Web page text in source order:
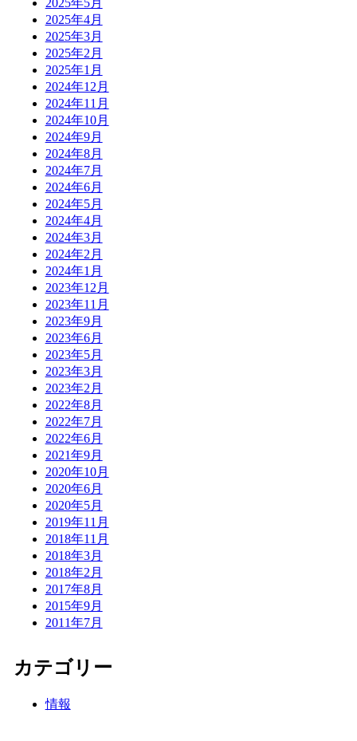
2025年5月
2025年4月
2025年3月
2025年2月
2025年1月
2024年12月
2024年11月
2024年10月
2024年9月
2024年8月
2024年7月
2024年6月
2024年5月
2024年4月
2024年3月
2024年2月
2024年1月
2023年12月
2023年11月
2023年9月
2023年6月
2023年5月
2023年3月
2023年2月
2022年8月
2022年7月
2022年6月
2021年9月
2020年10月
2020年6月
2020年5月
2019年11月
2018年11月
2018年3月
2018年2月
2017年8月
2015年9月
2011年7月
カテゴリー
情報